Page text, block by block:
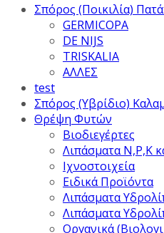
Σπόρος (Ποικιλία)
GERMICOPA
DE NIJS
TRISKALIA
ΑΛΛΕΣ
test
Σπόρος (Υβρίδιο)
Θρέψη Φυτών
Βιοδιεγέρτες
Λιπάσματα Ν,Ρ,Κ
Ιχνοστοιχεία
Ειδικά Προϊόντα
Λιπάσματα
Λιπάσματα
Οργανικά